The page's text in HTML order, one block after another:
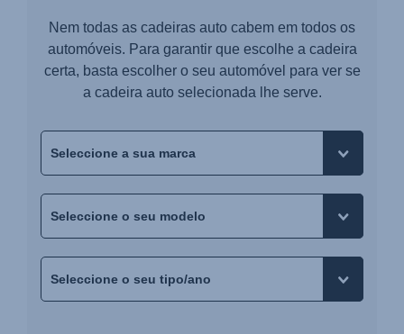
Nem todas as cadeiras auto cabem em todos os
automóveis. Para garantir que escolhe a cadeira
certa, basta escolher o seu automóvel para ver se
a cadeira auto selecionada lhe serve.